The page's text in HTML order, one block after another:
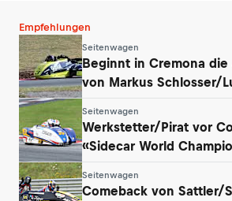
Empfehlungen
Seitenwagen
Beginnt in Cremona die
von Markus Schlosser/
Seitenwagen
Werkstetter/Pirat vor
«Sidecar World
Seitenwagen
Comeback von Sattler/